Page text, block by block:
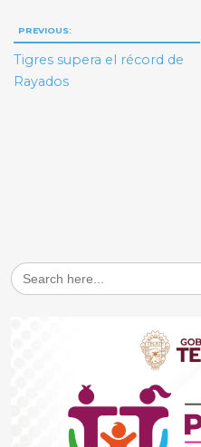
Navegación
de
entradas
PREVIOUS:
Tigres supera el récord de
Rayados
Search
for: